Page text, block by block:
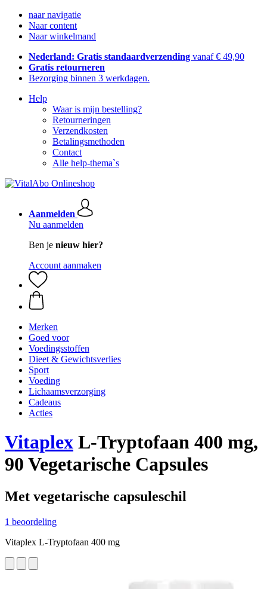
naar navigatie
Naar content
Naar winkelmand
Nederland: Gratis standaardverzending vanaf € 49,90
Gratis retourneren
Bezorging binnen 3 werkdagen.
Help
Waar is mijn bestelling?
Retourneringen
Verzendkosten
Betalingsmethoden
Contact
Alle help-thema`s
Aanmelden
Nu aanmelden
Ben je nieuw hier?
Account aanmaken
Merken
Goed voor
Voedingsstoffen
Dieet & Gewichtsverlies
Sport
Voeding
Lichaamsverzorging
Cadeaus
Acties
Vitaplex L-Tryptofaan 400 mg,
90 Vegetarische Capsules
Met vegetarische capsuleschil
1 beoordeling
Vitaplex L-Tryptofaan 400 mg